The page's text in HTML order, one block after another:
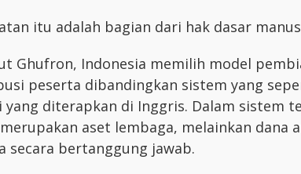
itu adalah bagian dari hak dasar
Ghufron, Indonesia memilih model
peserta dibandingkan sistem yang
diterapkan di Inggris. Dalam sistem
aset lembaga, melainkan dana
secara bertanggung jawab.